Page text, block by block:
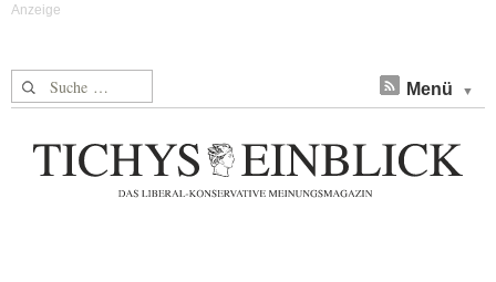
Suche nach: Menü